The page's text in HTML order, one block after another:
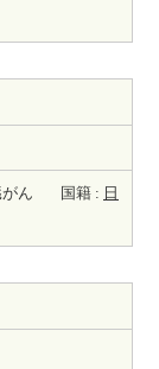
ん 国籍 : 日